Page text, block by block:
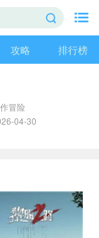
攻略 排行榜
冒险
04-30